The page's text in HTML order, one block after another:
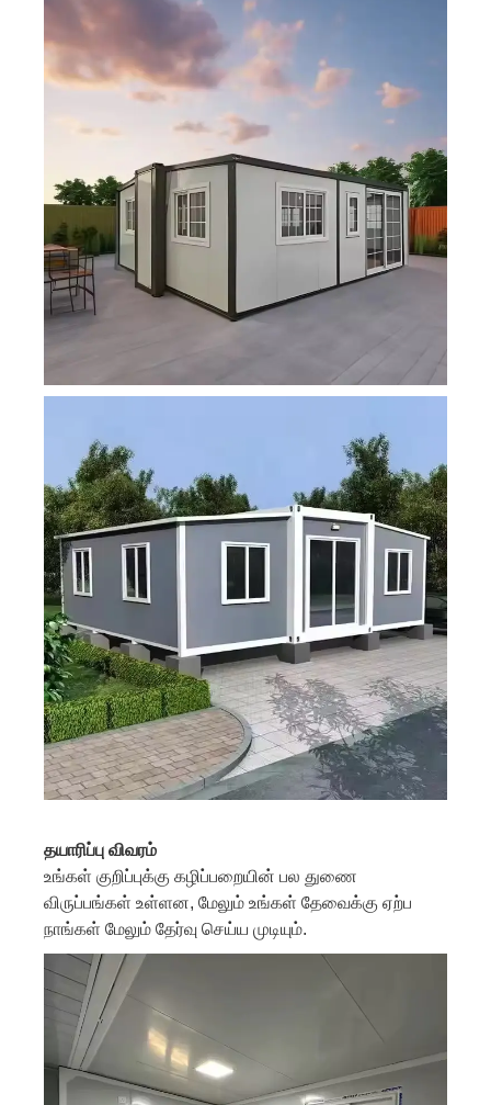
தயாரிப்பு விவரம்
உங்கள் குறிப்புக்கு கழிப்பறையின் பல துணை
விருப்பங்கள் உள்ளன, மேலும் உங்கள் தேவைக்கு ஏற்ப
நாங்கள் மேலும் தேர்வு செய்ய முடியும்.